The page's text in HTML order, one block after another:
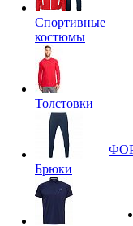
Спортивные
костюмы
Толстовки
Брюки